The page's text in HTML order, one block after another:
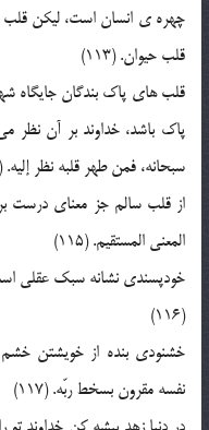
چهره ي انسان است، ليکن قلب
قلب حيوان. (113)
قلب هاي پاک بندگان جايگاه
پاک باشد، خداوند بر آن نظر
سبحانه، فمن طهر قلبه نظر إليه. (114)
از قلب سالم جز معناي درست
المعني المستقيم. (115)
خودپسندي نشانه سبک عقلي
(116)
خشنودي بنده از خويشتن خشم
نفسه مقرون بسخط ربّه. (117)